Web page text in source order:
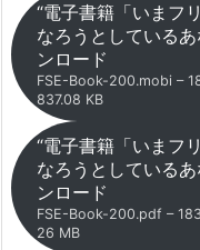
“電子書籍「いまフ
なろうとしている
ンロード
FSE-Book-200.mobi –
837.08 KB
“電子書籍「いまフ
なろうとしている
ンロード
FSE-Book-200.pdf –
26 MB